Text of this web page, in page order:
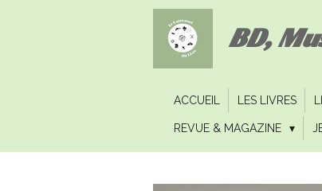
BD,
ACCUEIL LES LIVRES
REVUE & MAGAZINE